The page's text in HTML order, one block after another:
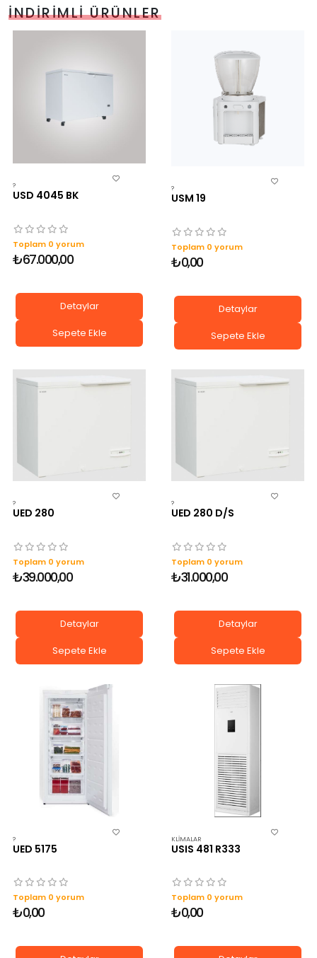
İNDIRIMLI ÜRÜNLER
?
USD 4045 BK
Toplam 0 yorum
₺67.000,00
Detaylar
Sepete Ekle
?
USM 19
Toplam 0 yorum
₺0,00
Detaylar
Sepete Ekle
?
UED 280
Toplam 0 yorum
₺39.000,00
Detaylar
Sepete Ekle
?
UED 280 D/S
Toplam 0 yorum
₺31.000,00
Detaylar
Sepete Ekle
?
UED 5175
Toplam 0 yorum
₺0,00
KLIMALAR
USIS 481 R333
Toplam 0 yorum
₺0,00